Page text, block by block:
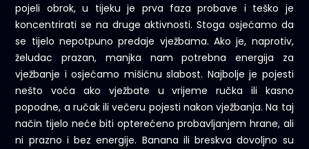
pojeli obrok, u tijeku je prva faza probave i teško je
koncentrirati se na druge aktivnosti. Stoga osjećamo da
se tijelo nepotpuno predaje vježbama. Ako je, naprotiv,
želudac prazan, manjka nam potrebna energija za
vježbanje i osjećamo mišićnu slabost. Najbolje je pojesti
nešto voća ako vježbate u vrijeme ručka ili kasno
popodne, a ručak ili večeru pojesti nakon vježbanja. Na taj
način tijelo neće biti opterećeno probavljanjem hrane, ali
ni prazno i bez energije. Banana ili breskva dovoljno su